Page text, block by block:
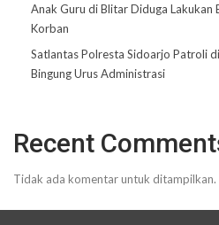
Anak Guru di Blitar Diduga Lakukan
Korban
Satlantas Polresta Sidoarjo Patroli
Bingung Urus Administrasi
Recent
Tidak ada komentar untuk ditampilkan.